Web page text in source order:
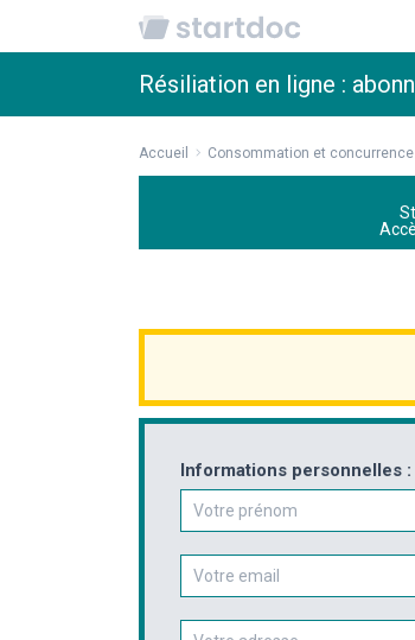
Résiliation en ligne :
Accueil Consommation et concurrence
Informations personnelles :
Prénom
Email